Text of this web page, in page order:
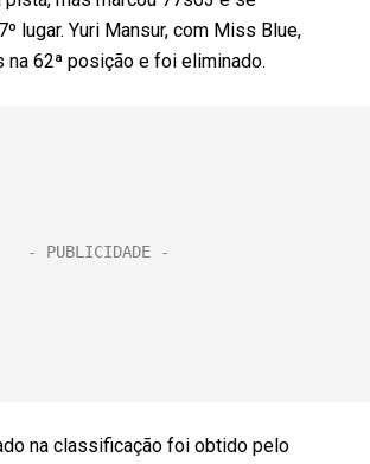
lugar. Yuri Mansur, com Miss Blue,
na 62ª posição e foi eliminado.
na classificação foi obtido pelo